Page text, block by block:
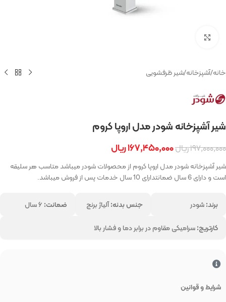
خانه/آشپزخانه/شیر ظرفشویی
شیر آشپزخانه شودر مدل اروپا کروم
۱۹۷,۰۰۰,۰۰۰ریال۱۶۷,۴۵۰,۰۰۰ریال
شیر آشپزخانه شودر مدل اروپا کروم از محصولات شودر میباشد متاسب هر سلیقه
است و دارای 6 سال ضمانتدارای 10 سال خدمات پس از فروش میباشد.
برند:شودر جنس بدنه:آلیاژ برنج ضمانت:
کارتریج:سرامیکی مقاوم در برابر دما و فشار بالا
شرایط و قوانین